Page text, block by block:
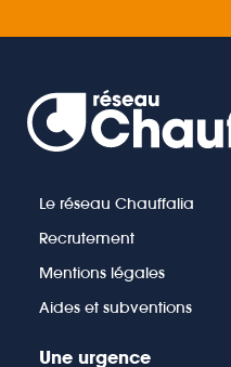
Le réseau Chauffalia
Recrutement
Mentions légales
Aides et subventions
Une urgence